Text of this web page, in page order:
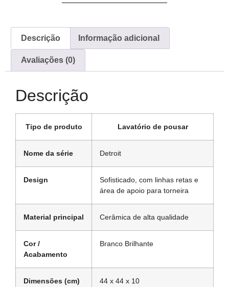
Descrição Informação adicional
Avaliações (0)
Descrição
Tipo de produto Lavatório de pousar
Nome da série Detroit
Design
Sofisticado, com linhas retas e
área de apoio para torneira
Material principal Cerâmica de alta qualidade
Cor /
Acabamento
Branco Brilhante
Dimensões (cm) 44 x 44 x 10